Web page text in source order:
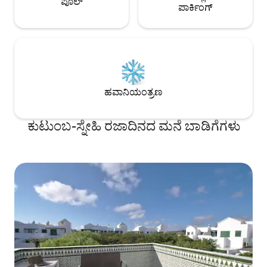
ಪಾರ್ಕಿಂಗ್
ಹವಾನಿಯಂತ್ರಣ
ಕುಟುಂಬ-ಸ್ನೇಹಿ ರಜಾದಿನದ ಮನೆ ಬಾಡಿಗೆಗಳು